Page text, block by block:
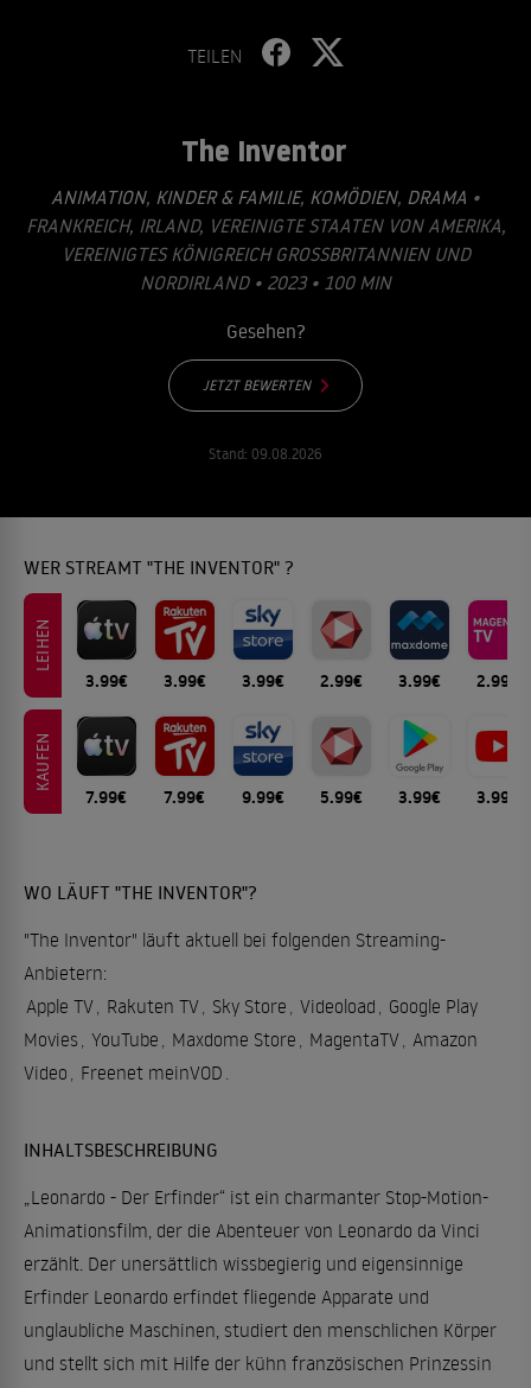
TEILEN
The Inventor
ANIMATION, KINDER & FAMILIE, KOMÖDIEN, DRAMA •
FRANKREICH, IRLAND, VEREINIGTE STAATEN VON AMERIKA,
VEREINIGTES KÖNIGREICH GROSSBRITANNIEN UND N
ORDIRLAND • 2023 • 100 MIN
Gesehen?
JETZT BEWERTEN
Stand: 09.08.2026
WER STREAMT "THE INVENTOR" ?
LEIHEN
3.99€ 3.99€ 3.99€ 2.99€ 3.99€ 2.99€
KAUFEN
7.99€ 7.99€ 9.99€ 5.99€ 3.99€ 3.99€
WO LÄUFT "THE INVENTOR"?
"The Inventor" läuft aktuell bei folgenden Streaming-
Anbietern:
Apple TV, Rakuten TV, Sky Store , Videoload , Google Play
Movies, YouTube , Maxdome Store , MagentaTV, Amazon
Video , Freenet meinVOD .
INHALTSBESCHREIBUNG
„Leonardo - Der Erfinder“ ist ein charmanter Stop-Motion-
Animationsfilm, der die Abenteuer von Leonardo da Vinci
erzählt. Der unersättlich wissbegierig und eigensinnige
Erfinder Leonardo erfindet fliegende Apparate und
unglaubliche Maschinen, studiert den menschlichen Körper
und stellt sich mit Hilfe der kühn französischen Prinzessin